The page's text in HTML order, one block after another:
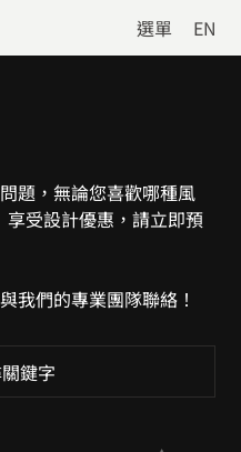
選單 EN
題，無論您喜歡哪種風
受設計優惠，請立即預
我們的專業團隊聯絡！